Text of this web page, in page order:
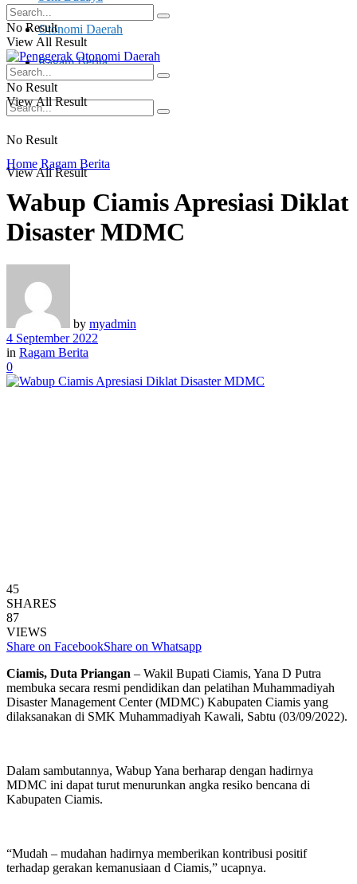
Otonomi Daerah
Ragam Berita
No Result
View All Result
No Result
View All Result
No Result
View All Result
Home Ragam Berita
Wabup Ciamis Apresiasi Diklat
Disaster MDMC
by myadmin
4 September 2022
in Ragam Berita
0
45
SHARES
87
VIEWS
Share on FacebookShare on Whatsapp
Ciamis, Duta Priangan – Wakil Bupati Ciamis, Yana D Putra
membuka secara resmi pendidikan dan pelatihan Muhammadiyah
Disaster Management Center (MDMC) Kabupaten Ciamis yang
dilaksanakan di SMK Muhammadiyah Kawali, Sabtu (03/09/2022).
Dalam sambutannya, Wabup Yana berharap dengan hadirnya
MDMC ini dapat turut menurunkan angka resiko bencana di
Kabupaten Ciamis.
“Mudah – mudahan hadirnya memberikan kontribusi positif
terhadap gerakan kemanusiaan d Ciamis,” ucapnya.